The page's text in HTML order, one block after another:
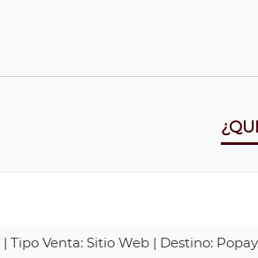
| Tipo Venta: Sitio Web | Destino: